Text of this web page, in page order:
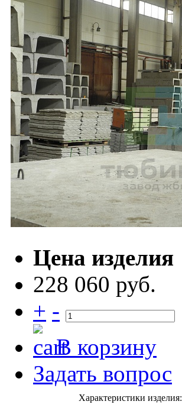
Цена изделия
228 060 руб.
+ -
В корзину
Задать вопрос
Характеристики изделия: